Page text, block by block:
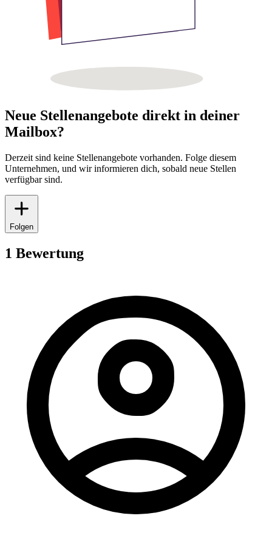
Neue Stellenangebote direkt in deiner
Mailbox?
Derzeit sind keine Stellenangebote vorhanden. Folge diesem
Unternehmen, und wir informieren dich, sobald neue Stellen
verfügbar sind.
Folgen
1 Bewertung